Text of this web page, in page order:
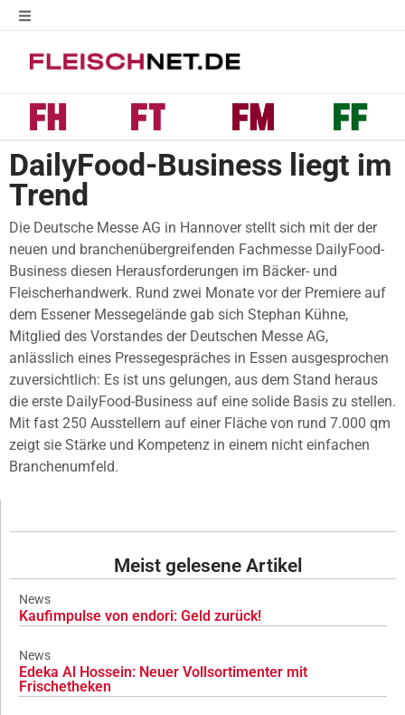
DailyFood-Business liegt im
Trend
Die Deutsche Messe AG in Hannover stellt sich mit der der
neuen und branchenübergreifenden Fachmesse DailyFood-
Business diesen Herausforderungen im Bäcker- und
Fleischerhandwerk. Rund zwei Monate vor der Premiere auf
dem Essener Messegelände gab sich Stephan Kühne,
Mitglied des Vorstandes der Deutschen Messe AG,
anlässlich eines Pressegespräches in Essen ausgesprochen
zuversichtlich: Es ist uns gelungen, aus dem Stand heraus
die erste DailyFood-Business auf eine solide Basis zu stellen.
Mit fast 250 Ausstellern auf einer Fläche von rund 7.000 qm
zeigt sie Stärke und Kompetenz in einem nicht einfachen
Branchenumfeld.
Meist gelesene Artikel
News
Kaufimpulse von endori: Geld zurück!
News
Edeka Al Hossein: Neuer Vollsortimenter mit
Frischetheken